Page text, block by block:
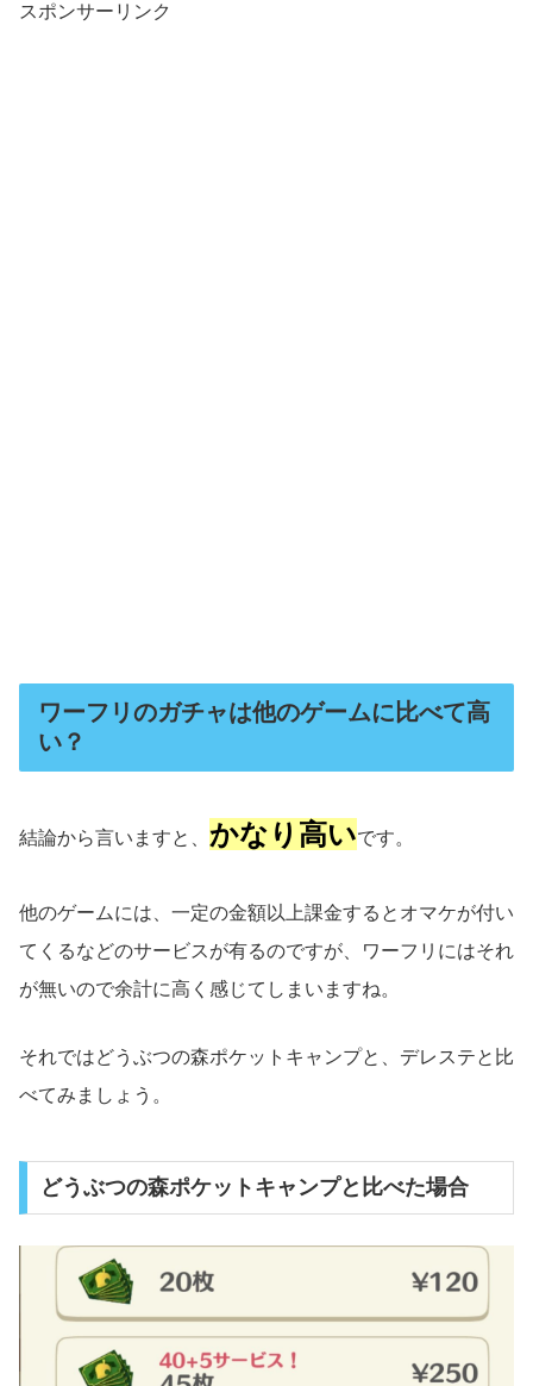
スポンサーリンク
ワーフリのガチャは他のゲームに比べて高
い？
結論から言いますと、 かなり高いです。
他のゲームには、一定の金額以上課金するとオマケが付い
てくるなどのサービスが有るのですが、ワーフリにはそれ
が無いので余計に高く感じてしまいますね。
それではどうぶつの森ポケットキャンプと、デレステと比
べてみましょう。
どうぶつの森ポケットキャンプと比べた場合